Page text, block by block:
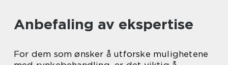
Anbefaling av ekspertise
For dem som ønsker å utforske mulighetene